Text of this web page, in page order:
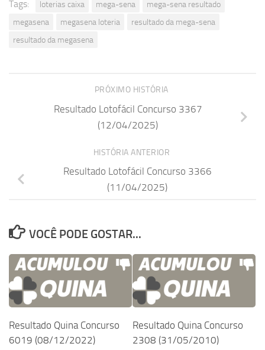
Tags: loterias caixa mega-sena
mega-sena resultado
megasena
megasena loteria
resultado da mega-sena
resultado da megasena
PRÓXIMO HISTÓRIA
Resultado Lotofácil Concurso 3367
(12/04/2025)
HISTÓRIA ANTERIOR
Resultado Lotofácil Concurso 3366
(11/04/2025)
VOCÊ PODE GOSTAR...
Resultado Quina Concurso
6019 (08/12/2022)
Resultado Quina Concurso
2308 (31/05/2010)